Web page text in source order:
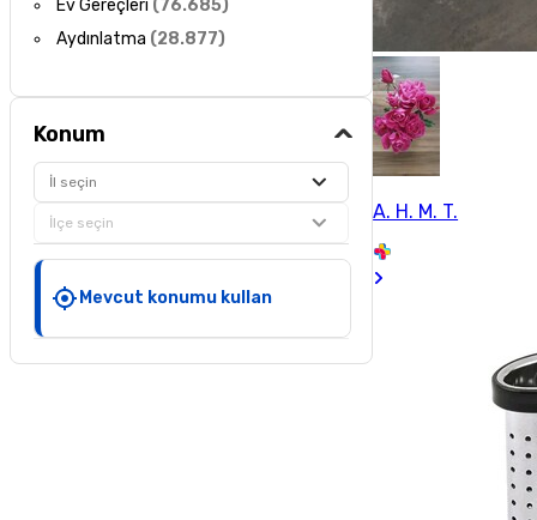
Ev Gereçleri (76.685)
Aydınlatma (28.877)
Konum
İl seçin
İlçe seçin
Mevcut konumu kullan
A. H. M. T.